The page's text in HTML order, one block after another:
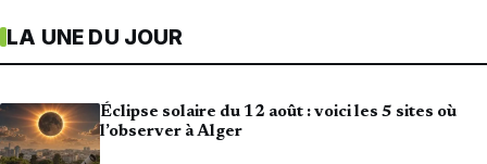
LA UNE DU JOUR
Éclipse solaire du 12 août : voici les 5 sites où
l’observer à Alger